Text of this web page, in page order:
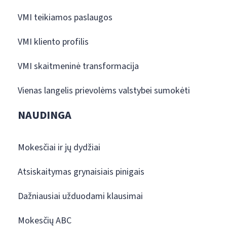
VMI teikiamos paslaugos
VMI kliento profilis
VMI skaitmeninė transformacija
Vienas langelis prievolėms valstybei sumokėti
NAUDINGA
Mokesčiai ir jų dydžiai
Atsiskaitymas grynaisiais pinigais
Dažniausiai užduodami klausimai
Mokesčių ABC